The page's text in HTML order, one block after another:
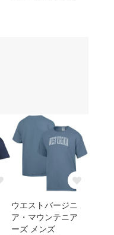
ウエストバージニ
ア・マウンテニア
ーズ メンズ